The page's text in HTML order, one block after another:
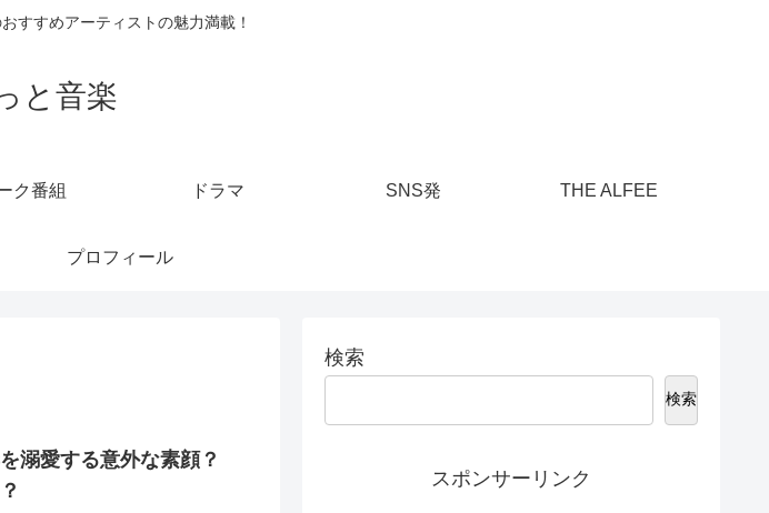
すすめアーティストの魅力満載！
と音楽
ク番組 ドラマ SNS発 THE ALFEE
プロフィール
溺愛する意外な素顔？
検索
検索
スポンサーリンク